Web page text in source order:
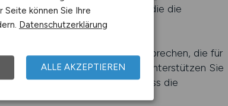
zu entwickeln, die die
sie gezielt Pflegekräfte ansprechen, die für
zu übernehmen. Wir unterstützen Sie
um sicherzustellen, dass die
Seite können Sie Ihre
Datenschutzerklärung
ALLE AKZEPTIEREN